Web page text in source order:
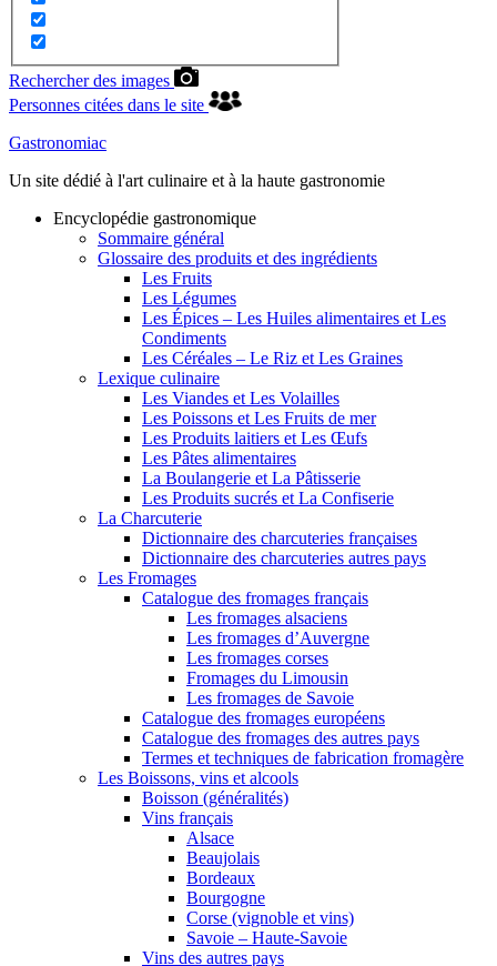
Rechercher des images
Personnes citées dans le site
Gastronomiac
Un site dédié à l'art culinaire et à la haute gastronomie
Encyclopédie gastronomique
Sommaire général
Glossaire des produits et des ingrédients
Les Fruits
Les Légumes
Les Épices – Les Huiles alimentaires et Les
Condiments
Les Céréales – Le Riz et Les Graines
Lexique culinaire
Les Viandes et Les Volailles
Les Poissons et Les Fruits de mer
Les Produits laitiers et Les Œufs
Les Pâtes alimentaires
La Boulangerie et La Pâtisserie
Les Produits sucrés et La Confiserie
La Charcuterie
Dictionnaire des charcuteries françaises
Dictionnaire des charcuteries autres pays
Les Fromages
Catalogue des fromages français
Les fromages alsaciens
Les fromages d’Auvergne
Les fromages corses
Fromages du Limousin
Les fromages de Savoie
Catalogue des fromages européens
Catalogue des fromages des autres pays
Termes et techniques de fabrication fromagère
Les Boissons, vins et alcools
Boisson (généralités)
Vins français
Alsace
Beaujolais
Bordeaux
Bourgogne
Corse (vignoble et vins)
Savoie – Haute-Savoie
Vins des autres pays